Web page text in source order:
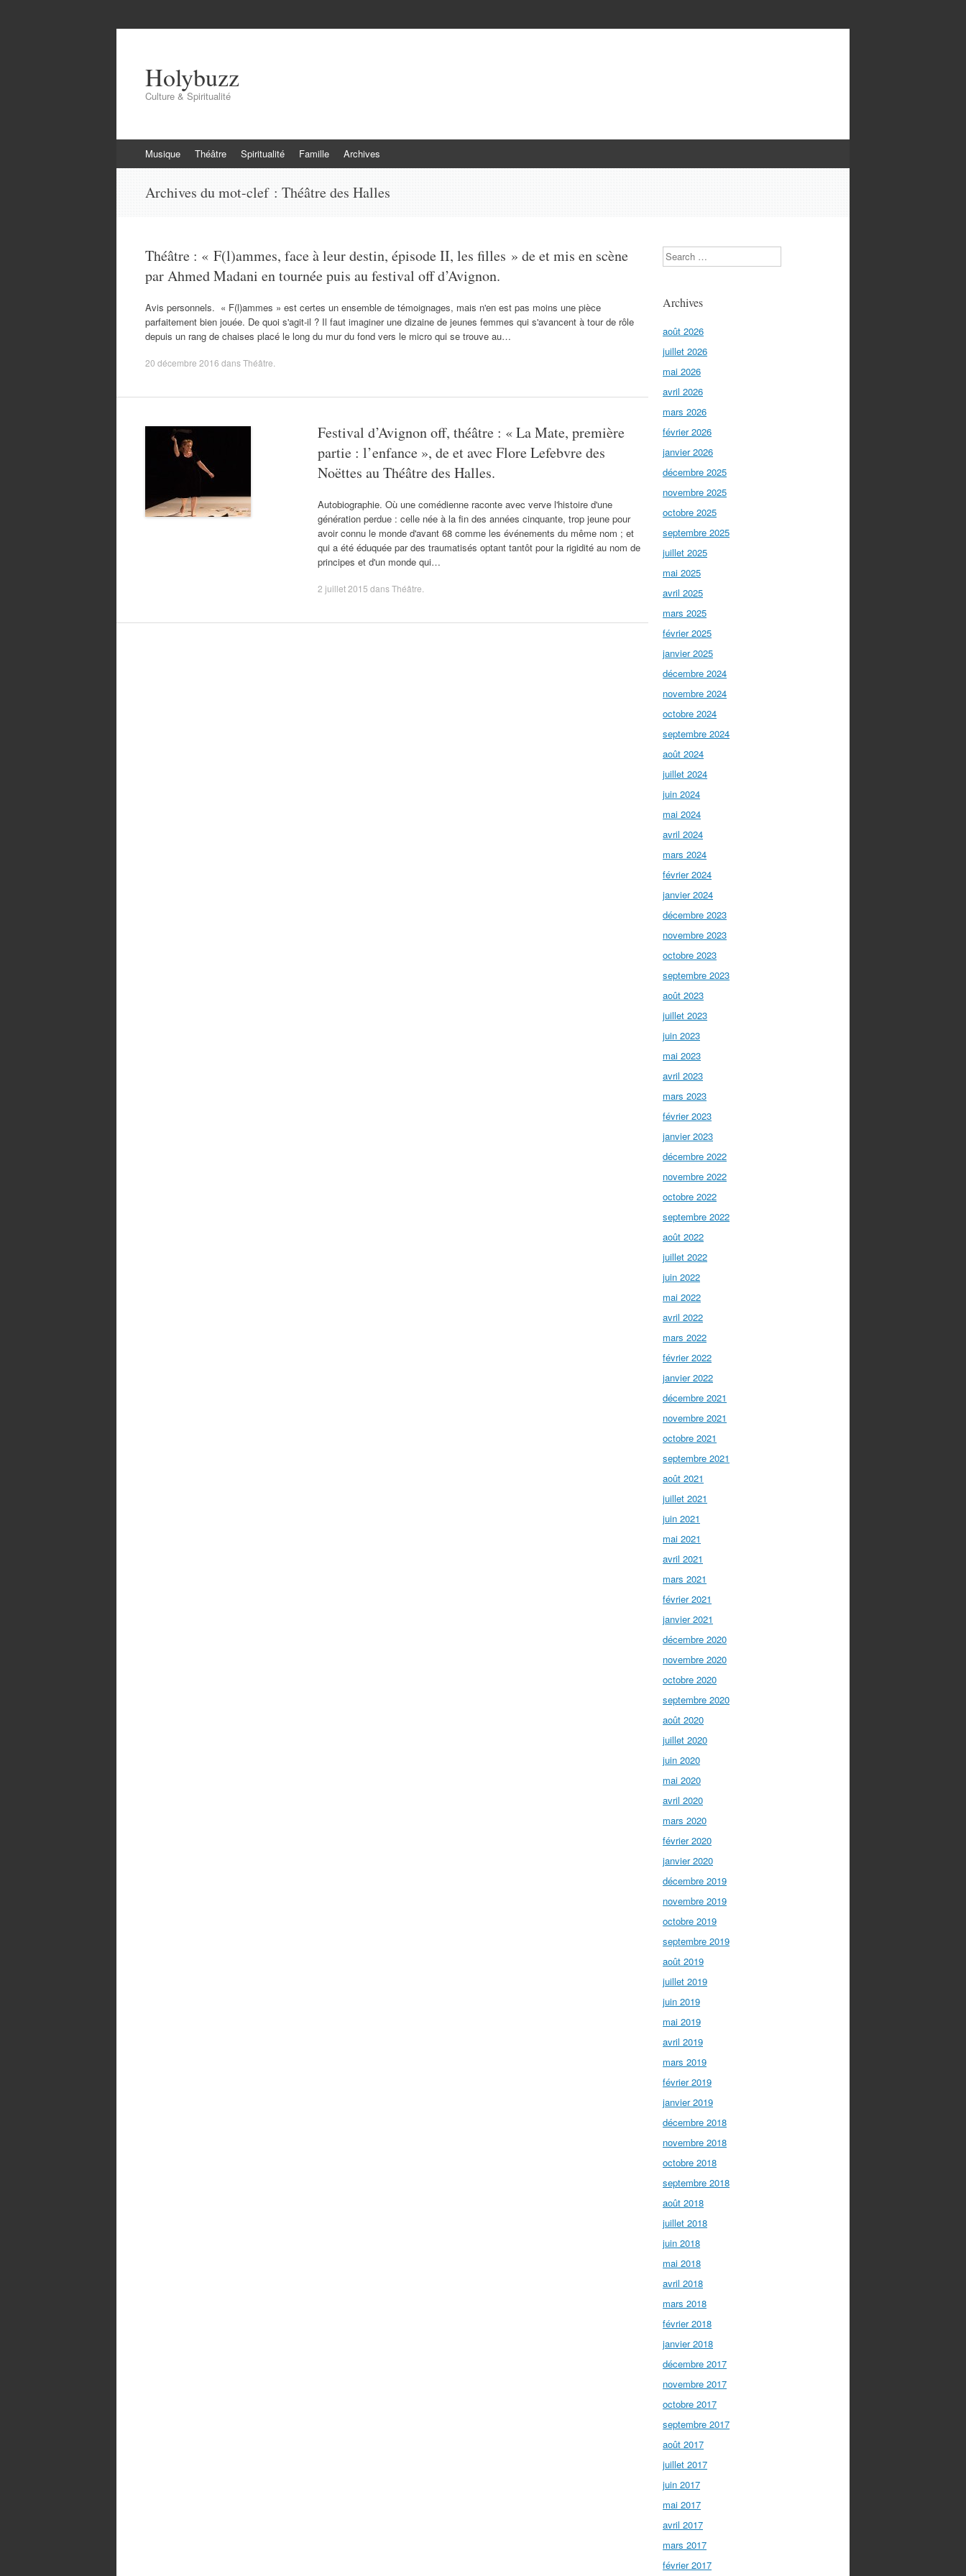
Holybuzz
Culture & Spiritualité
au
Musique Théâtre Spiritualité Famille Archives
Archives du mot-clef : Théâtre des Halles
Théâtre : « F(l)ammes, face à leur destin, épisode II, les filles » de et mis en scène
par Ahmed Madani en tournée puis au festival off d’Avignon.
Avis personnels. « F(l)ammes » est certes un ensemble de témoignages, mais n'en est pas moins une pièce
parfaitement bien jouée. De quoi s'agit-il ? Il faut imaginer une dizaine de jeunes femmes qui s'avancent à tour de rôle
depuis un rang de chaises placé le long du mur du fond vers le micro qui se trouve au…
20 décembre 2016 dansThéâtre
Festival d’Avignon off, théâtre : « La Mate, première
partie : l’enfance », de et avec Flore Lefebvre des
Noëttes au Théâtre des Halles.
Autobiographie. Où une comédienne raconte avec verve l'histoire d'une
génération perdue : celle née à la fin des années cinquante, trop jeune pour
avoir connu le monde d'avant 68 comme les événements du même nom ; et
qui a été éduquée par des traumatisés optant tantôt pour la rigidité au nom de
principes et d'un monde qui…
2 juillet 2015 dansThéâtre
Search
Archives
août 2026
juillet 2026
mai 2026
avril 2026
mars 2026
février 2026
janvier 2026
décembre 2025
novembre 2025
octobre 2025
septembre 2025
juillet 2025
mai 2025
avril 2025
mars 2025
février 2025
janvier 2025
décembre 2024
novembre 2024
octobre 2024
septembre 2024
août 2024
juillet 2024
juin 2024
mai 2024
avril 2024
mars 2024
février 2024
janvier 2024
décembre 2023
novembre 2023
octobre 2023
septembre 2023
août 2023
juillet 2023
juin 2023
mai 2023
avril 2023
mars 2023
février 2023
janvier 2023
décembre 2022
novembre 2022
octobre 2022
septembre 2022
août 2022
juillet 2022
juin 2022
mai 2022
avril 2022
mars 2022
février 2022
janvier 2022
décembre 2021
novembre 2021
octobre 2021
septembre 2021
août 2021
juillet 2021
juin 2021
mai 2021
avril 2021
mars 2021
février 2021
janvier 2021
décembre 2020
novembre 2020
octobre 2020
septembre 2020
août 2020
juillet 2020
juin 2020
mai 2020
avril 2020
mars 2020
février 2020
janvier 2020
décembre 2019
novembre 2019
octobre 2019
septembre 2019
août 2019
juillet 2019
juin 2019
mai 2019
avril 2019
mars 2019
février 2019
janvier 2019
décembre 2018
novembre 2018
octobre 2018
septembre 2018
août 2018
juillet 2018
juin 2018
mai 2018
avril 2018
mars 2018
février 2018
janvier 2018
décembre 2017
novembre 2017
octobre 2017
septembre 2017
août 2017
juillet 2017
juin 2017
mai 2017
avril 2017
mars 2017
février 2017